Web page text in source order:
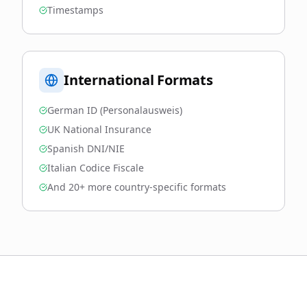
Timestamps
International Formats
German ID (Personalausweis)
UK National Insurance
Spanish DNI/NIE
Italian Codice Fiscale
And 20+ more country-specific formats